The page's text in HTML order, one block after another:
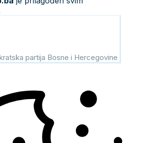
partija Bosne i Hercegovine